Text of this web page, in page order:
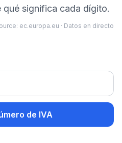
significa cada dígito.
ec.europa.eu · Datos en directo
de IVA